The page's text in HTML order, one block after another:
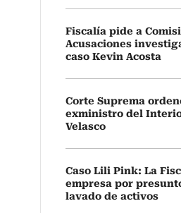
Fiscalía pide a
Acusaciones
caso Kevin Acosta
Corte Suprema
exministro del
Velasco
Caso Lili Pink: La
empresa por
lavado de activos